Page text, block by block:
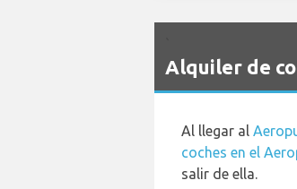
Alquiler de
Al llegar al
coches en el
salir de ella.